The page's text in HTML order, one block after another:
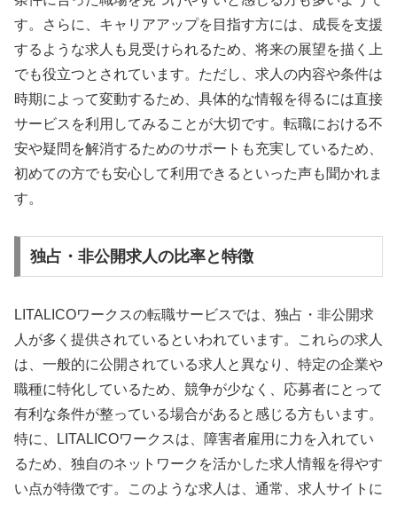
す。さらに、キャリアアップを目指す方には、成長を支援
するような求人も見受けられるため、将来の展望を描く上
でも役立つとされています。ただし、求人の内容や条件は
時期によって変動するため、具体的な情報を得るには直接
サービスを利用してみることが大切です。転職における不
安や疑問を解消するためのサポートも充実しているため、
初めての方でも安心して利用できるといった声も聞かれま
す。
独占・非公開求人の比率と特徴
LITALICOワークスの転職サービスでは、独占・非公開求
人が多く提供されているといわれています。これらの求人
は、一般的に公開されている求人と異なり、特定の企業や
職種に特化しているため、競争が少なく、応募者にとって
有利な条件が整っている場合があると感じる方もいます。
特に、LITALICOワークスは、障害者雇用に力を入れてい
るため、独自のネットワークを活かした求人情報を得やす
い点が特徴です。このような求人は、通常、求人サイトに